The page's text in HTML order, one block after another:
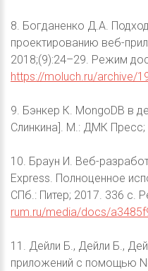
8. Богданенко Д.А.
проектированию веб-
2018;(9):24–29. Режим
https://moluch.ru/archive/
9. Бэнкер К. MongoDB в
Слинкина]. М.: ДМК Пресс;
10. Браун И. Веб-
Express. Полноценное
СПб.: Питер; 2017. 336 с.
rum.ru/media/docs/
11. Дейли Б., Дейли Б.,
приложений с помощью